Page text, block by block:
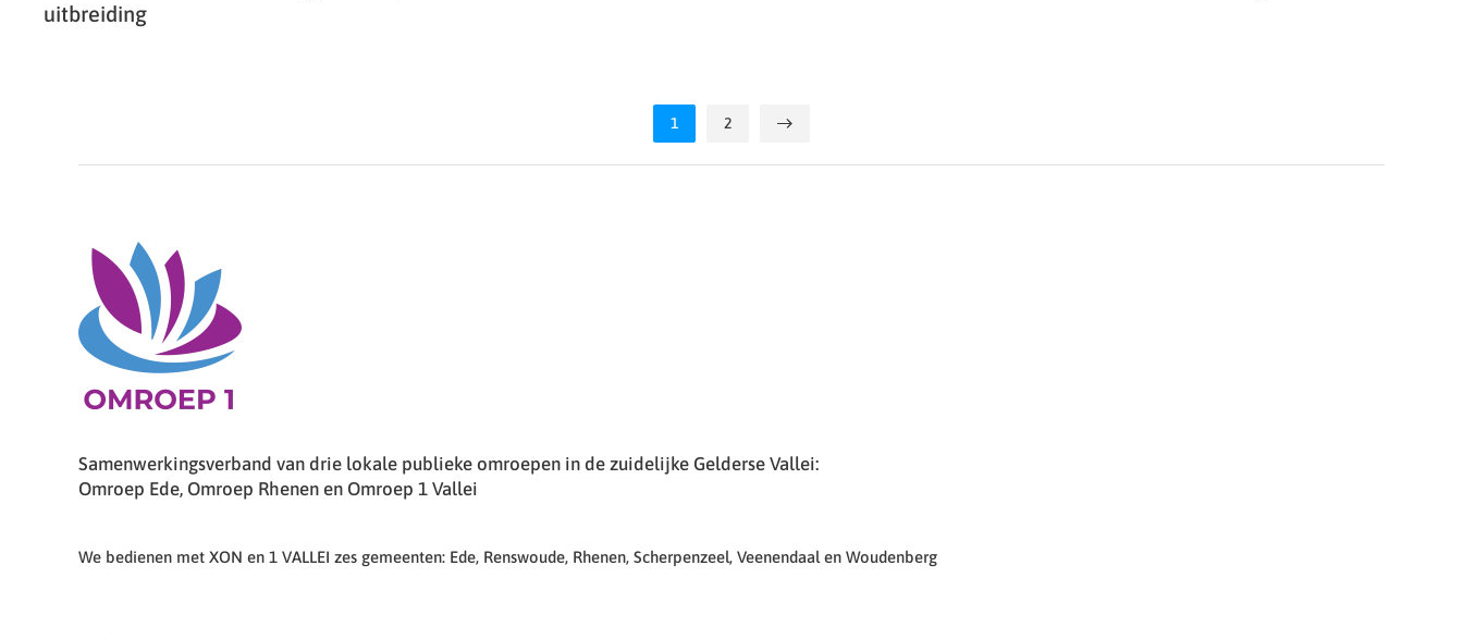
uitbreiding
1 2
Samenwerkingsverband van drie lokale publieke omroepen in de zuidelijke Gelderse Vallei:
Omroep Ede, Omroep Rhenen en Omroep 1 Vallei
We bedienen met XON en 1 VALLEI zes gemeenten: Ede, Renswoude, Rhenen, Scherpenzeel, Veenendaal en Woudenberg